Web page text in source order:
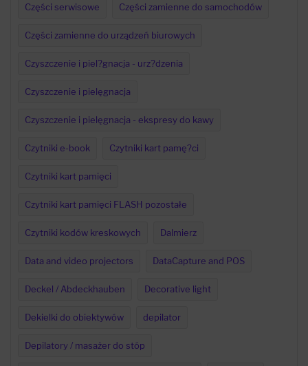
Części serwisowe Części zamienne do samochodów
Części zamienne do urządzeń biurowych
Czyszczenie i piel?gnacja - urz?dzenia
Czyszczenie i pielęgnacja
Czyszczenie i pielęgnacja - ekspresy do kawy
Czytniki e-book Czytniki kart pamę?ci
Czytniki kart pamięci
Czytniki kart pamięci FLASH pozostałe
Czytniki kodów kreskowych Dalmierz
Data and video projectors DataCapture and POS
Deckel / Abdeckhauben Decorative light
Dekielki do obiektywów depilator
Depilatory / masażer do stóp